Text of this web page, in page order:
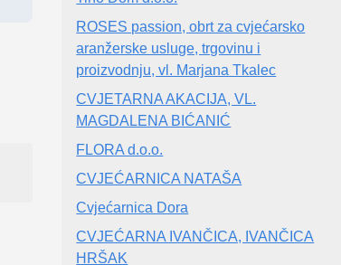
ROSES passion, obrt za cvjećarsko
aranžerske usluge, trgovinu i
proizvodnju, vl. Marjana Tkalec
CVJETARNA AKACIJA, VL.
MAGDALENA BIĆANIĆ
FLORA d.o.o.
CVJEĆARNICA NATAŠA
Cvjećarnica Dora
CVJEĆARNA IVANČICA, IVANČICA
HRŠAK